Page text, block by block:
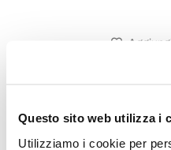
Questo sito web utilizza i
Utilizziamo i cookie per
Invia la tua opinione su
Condividi